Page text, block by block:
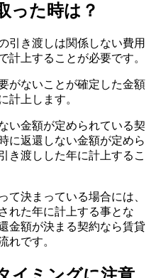
った時は？
引き渡しは関係しない費用
計上することが必要です。
がないことが確定した金額
計上します。
い金額が定められている契
に返還しない金額が定めら
き渡しした年に計上するこ
て決まっている場合には、
れた年に計上する事とな
金額が決まる契約なら賃貸
れです。